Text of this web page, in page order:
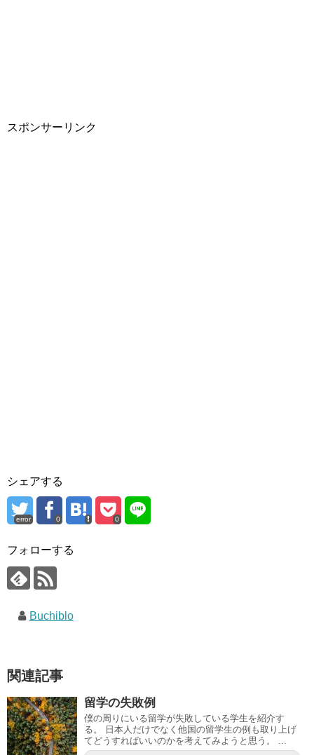
スポンサーリンク
シェアする
error 0 0
フォローする
Buchiblo
関連記事
留学の失敗例
僕の周りにいる留学が失敗している学生を紹介す
る。 日本人だけでなく他国の留学生の例も取り上げ
てどうすればいいのかを考えてみようと思う。 ...